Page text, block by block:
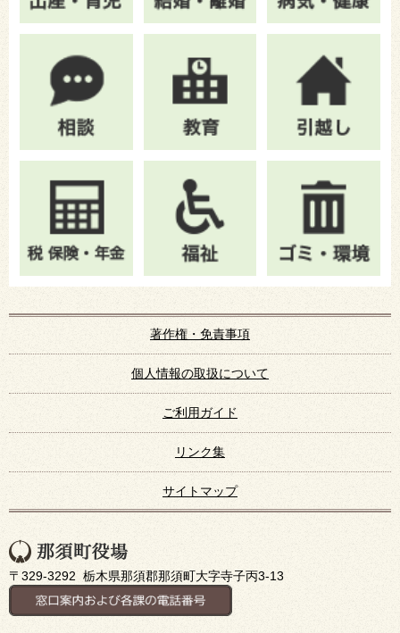
著作権・免責事項
個人情報の取扱について
ご利用ガイド
リンク集
サイトマップ
〒329-3292 栃木県那須郡那須町大字寺子丙3-13